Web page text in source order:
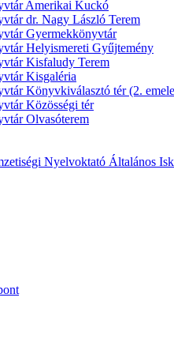
Amerikai Kuckó
dr. Nagy László Terem
Gyermekkönyvtár
Helyismereti Gyűjtemény
Kisfaludy Terem
Kisgaléria
Könyvkiválasztó tér (2.
Közösségi tér
Olvasóterem
Nyelvoktató Általános